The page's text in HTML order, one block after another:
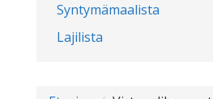
Syntymämaalista
Lajilista